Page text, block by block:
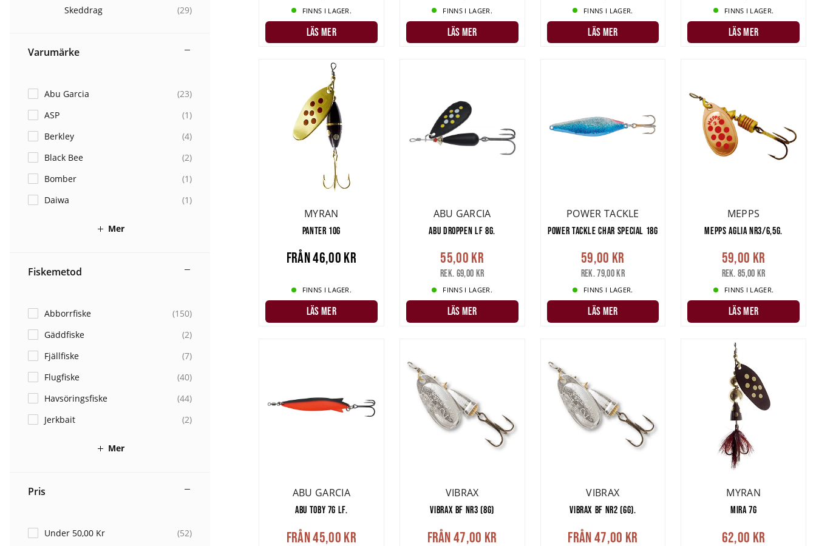
Skeddrag
(29)
Varumärke
Abu Garcia (23)
ASP
(1)
Berkley
(4)
Black Bee
(2)
Bomber
(1)
Daiwa
(1)
Mer
Fiskemetod
Abborrfiske (150)
Gäddfiske
(2)
Fjällfiske
(7)
Flugfiske
(40)
Havsöringsfiske
(44)
Jerkbait
(2)
Mer
Pris
Under 50,00 Kr (52)
FINNS I LAGER.
LÄS MER
FINNS I LAGER.
LÄS MER
FINNS I LAGER.
LÄS MER
FINNS I LAGER.
LÄS MER
MYRAN
PANTER 10G
Från46,00 kr
FINNS I LAGER.
LÄS MER
ABU GARCIA
ABU DROPPEN LF 8G.
55,00 kr
Rek. 69,00 kr
FINNS I LAGER.
LÄS MER
POWER TACKLE
POWER TACKLE CHAR SPECIAL 18G
59,00 kr
Rek. 79,00 kr
FINNS I LAGER.
LÄS MER
MEPPS
MEPPS AGLIA NR3/6,5G.
59,00 kr
Rek. 85,00 kr
FINNS I LAGER.
LÄS MER
ABU GARCIA
ABU TOBY 7G LF.
Från45,00 kr
VIBRAX
VIBRAX BF NR3 (8G)
Från47,00 kr
VIBRAX
VIBRAX BF NR2 (6G).
Från47,00 kr
MYRAN
MIRA 7G
62,00 kr